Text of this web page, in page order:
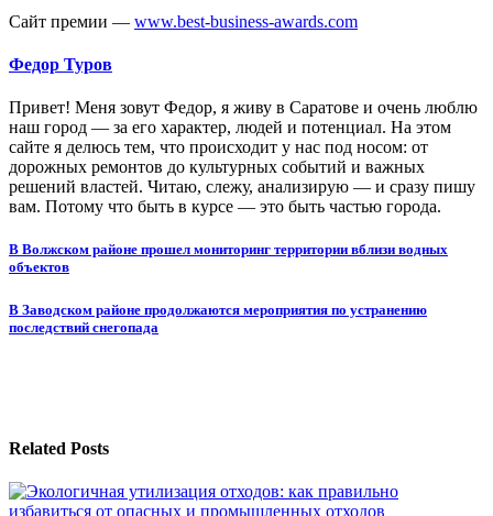
Сайт премии — www.best-business-awards.com
Федор Туров
Привет! Меня зовут Федор, я живу в Саратове и очень люблю
наш город — за его характер, людей и потенциал. На этом
сайте я делюсь тем, что происходит у нас под носом: от
дорожных ремонтов до культурных событий и важных
решений властей. Читаю, слежу, анализирую — и сразу пишу
вам. Потому что быть в курсе — это быть частью города.
Навигация
записям
В Волжском районе прошел мониторинг территории вблизи водных
объектов
В Заводском районе продолжаются мероприятия по устранению
последствий снегопада
Related Posts